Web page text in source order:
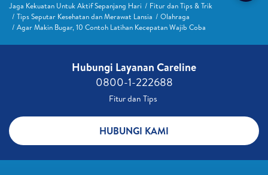
Jaga Kekuatan Untuk Aktif Sepanjang Hari
Fitur dan Tips & Trik
Tips Seputar Kesehatan dan Merawat Lansia
Olahraga
Agar Makin Bugar, 10 Contoh Latihan Kecepatan Wajib Coba
Hubungi Layanan Careline​
0800-1-222688​
Fitur dan Tips ​
HUBUNGI KAMI